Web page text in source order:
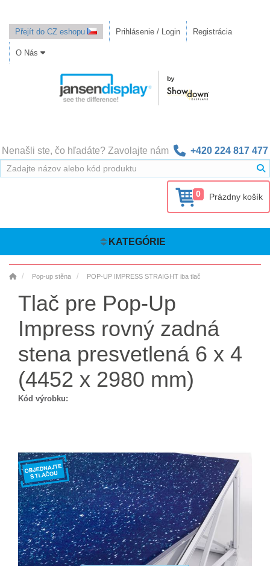
Přejít do CZ eshopu Prihlásenie / Login Registrácia
O Nás
Nenašli ste, čo hľadáte? Zavolajte nám +420 224 817 477
0 Prázdny košík
KATEGÓRIE
Pop-up stěna POP-UP IMPRESS STRAIGHT iba tlač
Tlač pre Pop-Up
Impress rovný zadná
stena presvetlená 6 x 4
(4452 x 2980 mm)
Kód výrobku: